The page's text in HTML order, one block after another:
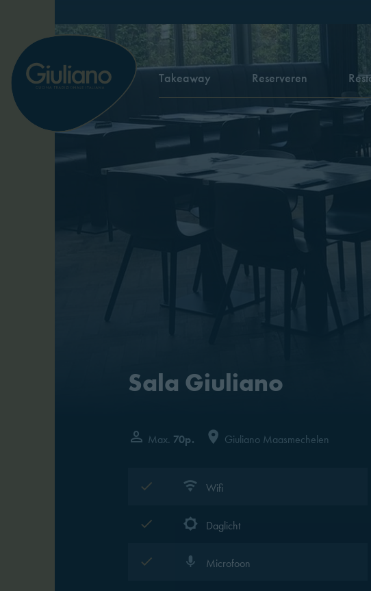
Takeaway Reserveren
Sala Giuliano
Max. 70p. Giuliano Maasmechelen
Wifi
Daglicht
Microfoon